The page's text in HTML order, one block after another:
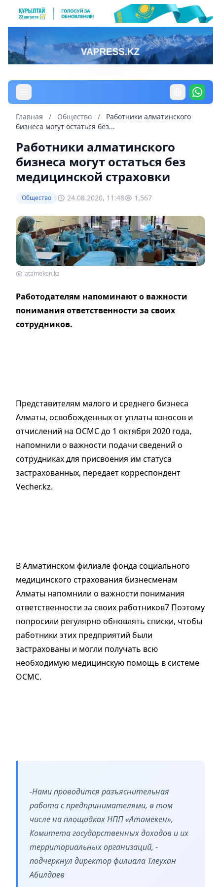
Главная / Общество /
Работники алматинского
бизнеса могут остаться без...
Работники алматинского
бизнеса могут остаться без
медицинской страховки
Общество 24.08.2020, 11:48 1,567
atameken.kz
Работодателям напоминают о важности
понимания ответственности за своих
сотрудников.
Представителям малого и среднего бизнеса
Алматы, освобожденных от уплаты взносов и
отчислений на ОСМС до 1 октября 2020 года,
напомнили о важности подачи сведений о
сотрудниках для присвоения им статуса
застрахованных, передает корреспондент
Vecher.kz.
В Алматинском филиале фонда социального
медицинского страхования бизнесменам
Алматы напомнили о важности понимания
ответственности за своих работников7 Поэтому
попросили регулярно обновлять списки, чтобы
работники этих предприятий были
застрахованы и могли получать всю
необходимую медицинскую помощь в системе
ОСМС.
-Нами проводится разъяснительная
работа с предпринимателями, в том
числе на площадках НПП «Атамекен»,
Комитета государственных доходов и их
территориальных организаций, -
подчеркнул директор филиала Тлеухан
Абилдаев